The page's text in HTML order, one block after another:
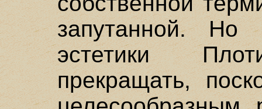
запутанной.
эстетики
прекращать,